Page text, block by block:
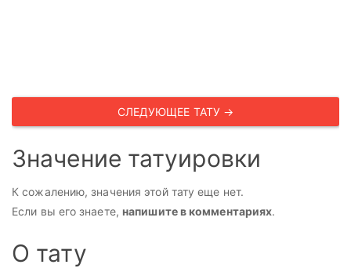
СЛЕДУЮЩЕЕ ТАТУ →
Значение татуировки
К сожалению, значения этой тату еще нет.
Если вы его знаете, напишите в комментариях.
О тату